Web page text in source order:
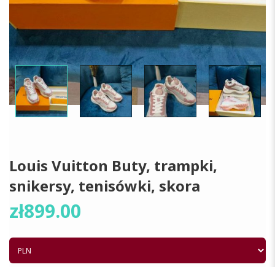
Louis Vuitton Buty, trampki,
snikersy, tenisówki, skora
zł899.00